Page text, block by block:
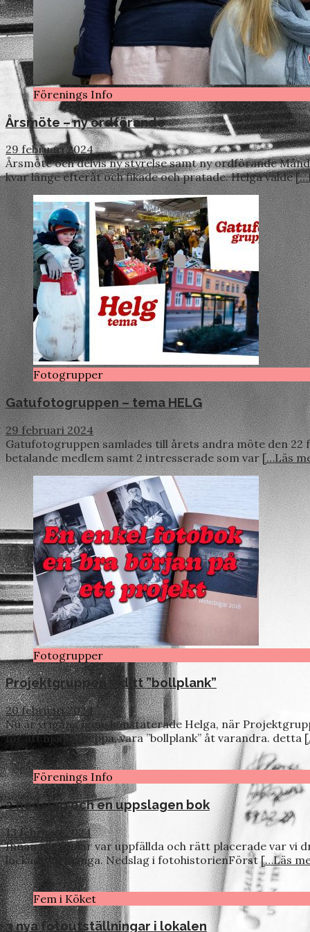
Förenings Info
Årsmöte – ny ordförande
29 februari 2024
Årsmöte och delvis ny styrelse samt ny ordförande
kvar länge efteråt och fikade och pratade. Helga valde
Fotogrupper
Gatufotogruppen – tema HELG
29 februari 2024
Gatufotogruppen samlades till årets andra möte den 22
betalande medlem samt 2 intresserade som var[…Läs
Fotogrupper
Projektgruppen – ditt ”bollplank”
20 februari 2024
Nu är vi igång igen, konstaterade Helga, när
för att hjälpa, peppa, vara ”bollplank” åt varandra. detta
Förenings Info
2 nedslag och en uppslagen bok
13 februari 2024
Innan alla stolar var uppfällda och rätt placerade var vi
lockade så många. Nedslag i fotohistorienFörst[…Läs
Fem i Köket
3 nya fotoutställningar i lokalen